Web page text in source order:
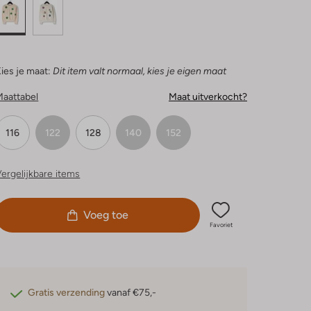
je maat: Dit item valt normaal, kies je eigen maat
Maat uitverkocht?
116 122 128 140 152
items
Voeg toe
Favoriet
Gratis verzendingvanaf €75,-